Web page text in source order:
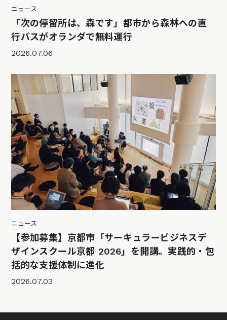
ニュース
「次の停留所は、森です」都市から森林への直
行バスがオランダで無料運行
2026.07.06
ニュース
【参加募集】京都市「サーキュラービジネスデ
ザインスクール京都 2026」を開講。実践的・包
括的な支援体制に進化
2026.07.03